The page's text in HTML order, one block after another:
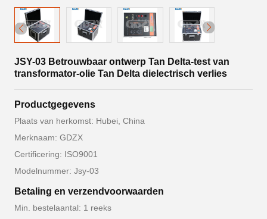
JSY-03 Betrouwbaar ontwerp Tan Delta-test van
transformator-olie Tan Delta dielectrisch verlies
Productgegevens
Plaats van herkomst: Hubei, China
Merknaam: GDZX
Certificering: ISO9001
Modelnummer: Jsy-03
Betaling en verzendvoorwaarden
Min. bestelaantal: 1 reeks